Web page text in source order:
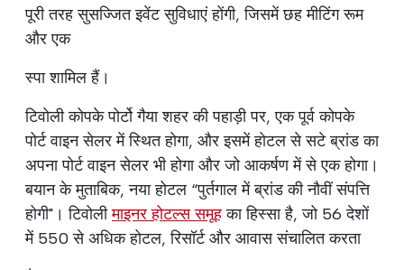
पूरी तरह सुसज्जित इवेंट सुविधाएं होंगी, जिसमें छह मीटिंग रूम
और एक
स्पा शामिल हैं।
टिवोली कोपके पोर्टो गैया शहर की पहाड़ी पर, एक पूर्व कोपके
पोर्ट वाइन सेलर में स्थित होगा, और इसमें होटल से सटे ब्रांड का
अपना पोर्ट वाइन सेलर भी होगा और जो आकर्षण में से एक होगा।
बयान के मुताबिक, नया होटल “पुर्तगाल में ब्रांड की नौवीं संपत्ति
होगी"। टिवोलीमाइनर होटल्स समूहका हिस्सा है, जो 56 देशों
में 550 से अधिक होटल, रिसॉर्ट और आवास संचालित करता